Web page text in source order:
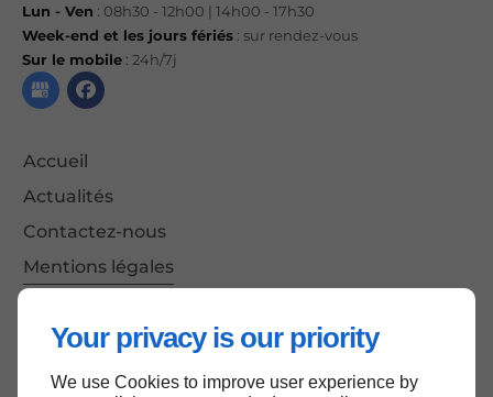
Your privacy is our priority
We use Cookies to improve user experience by
Lun - Ven : 08h30 - 12h00 | 14h00 - 17h30
Week-end et les jours fériés : sur rendez-vous
Sur le mobile : 24h/7j
Accueil
Actualités
Contactez-nous
Mentions légales